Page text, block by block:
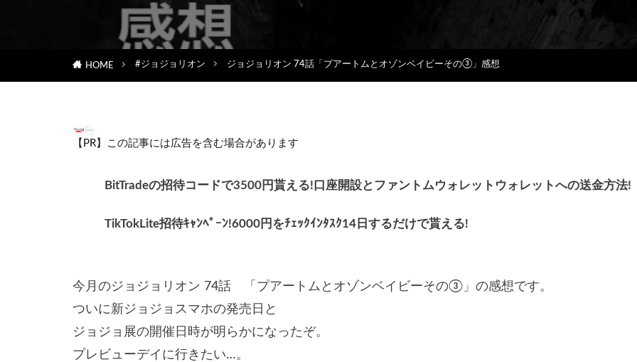
HOME #ジョジョリオン ジョジョリオン 74話「プアートムとオゾンベイビーその③」感想
【PR】この記事には広告を含む場合があります
BitTradeの招待コードで3500円貰える!口座開設とファントムウォレットウォレットへの送金方法!
TikTokLite招待ｷｬﾝﾍﾟｰﾝ!6000円をﾁｪｯｸｲﾝﾀｽｸ14日するだけで貰える!
今月のジョジョリオン 74話 「プアートムとオゾンベイビーその③」の感想です。
ついに新ジョジョスマホの発売日と
ジョジョ展の開催日時が明らかになったぞ。
プレビューデイに行きたい…。